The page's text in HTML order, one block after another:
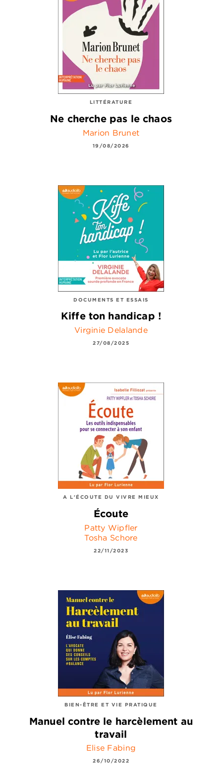
LITTÉRATURE
Ne cherche pas le chaos
Marion Brunet
19/08/2026
DOCUMENTS ET ESSAIS
Kiffe ton handicap !
Virginie Delalande
27/08/2025
A L'ÉCOUTE DU VIVRE MIEUX
Écoute
Patty Wipfler
Tosha Schore
22/11/2023
BIEN-ÊTRE ET VIE PRATIQUE
Manuel contre le harcèlement au
travail
Elise Fabing
26/10/2022